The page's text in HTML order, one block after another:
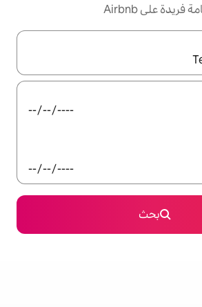
أو استكشف عن طريق اللمس أو السحب.